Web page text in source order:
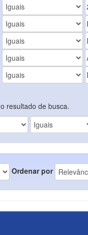
resultado de busca.
Ordenar por